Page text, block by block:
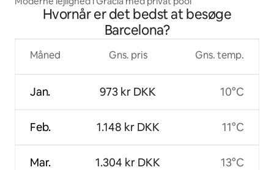
Hvornår er det bedst at besøge
Barcelona?
Måned
Jan.
Feb.
Mar.
Gns. pris
973 kr DKK
1.148 kr DKK
1.304 kr DKK
Gns. temp.
10°C
11°C
13°C